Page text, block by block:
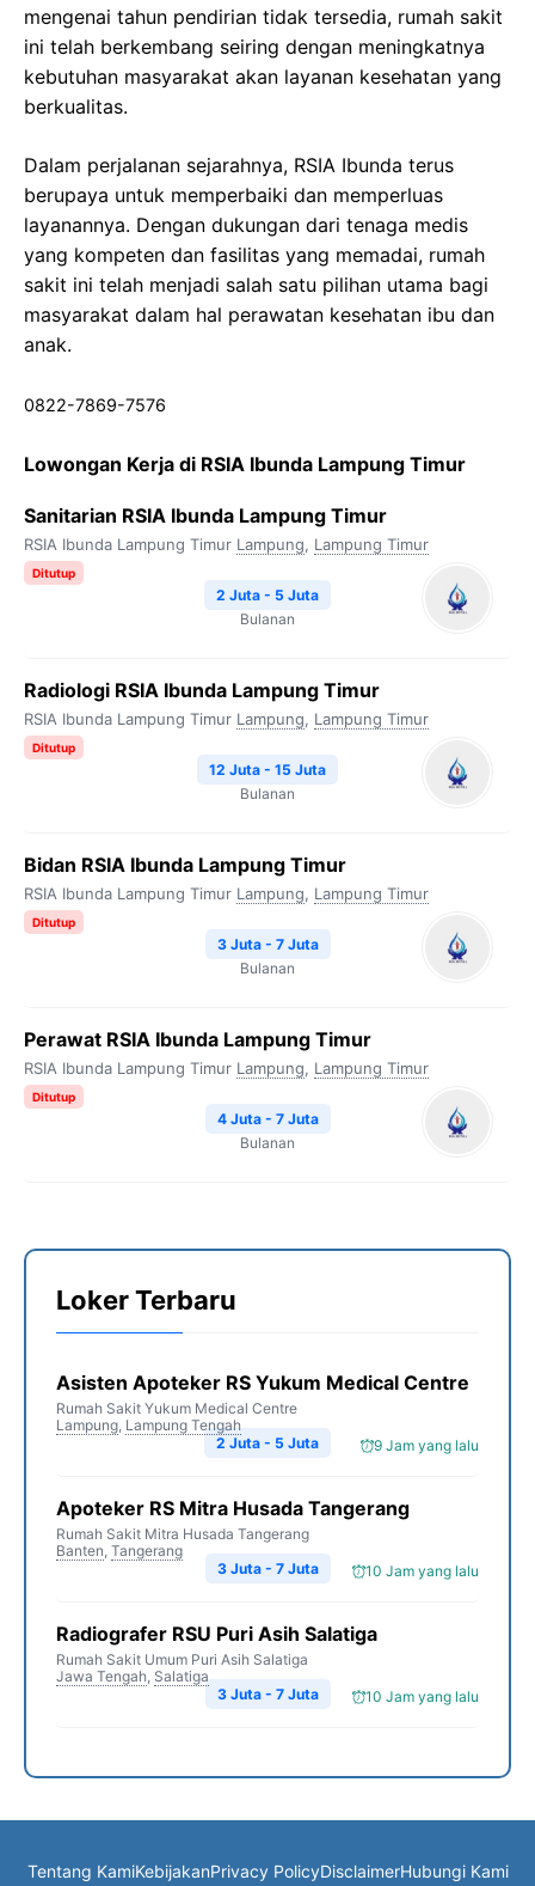
mengenai tahun pendirian tidak tersedia, rumah sakit
ini telah berkembang seiring dengan meningkatnya
kebutuhan masyarakat akan layanan kesehatan yang
berkualitas.
Dalam perjalanan sejarahnya, RSIA Ibunda terus
berupaya untuk memperbaiki dan memperluas
layanannya. Dengan dukungan dari tenaga medis
yang kompeten dan fasilitas yang memadai, rumah
sakit ini telah menjadi salah satu pilihan utama bagi
masyarakat dalam hal perawatan kesehatan ibu dan
anak.
0822-7869-7576
Lowongan Kerja di RSIA Ibunda Lampung Timur
Sanitarian RSIA Ibunda Lampung Timur
RSIA Ibunda Lampung Timur Lampung, Lampung Timur
Ditutup
2 Juta - 5 Juta
Bulanan
Radiologi RSIA Ibunda Lampung Timur
RSIA Ibunda Lampung Timur Lampung, Lampung Timur
Ditutup
12 Juta - 15 Juta
Bulanan
Bidan RSIA Ibunda Lampung Timur
RSIA Ibunda Lampung Timur Lampung, Lampung Timur
Ditutup
3 Juta - 7 Juta
Bulanan
Perawat RSIA Ibunda Lampung Timur
RSIA Ibunda Lampung Timur Lampung, Lampung Timur
Ditutup
4 Juta - 7 Juta
Bulanan
Loker Terbaru
Asisten Apoteker RS Yukum Medical Centre
Rumah Sakit Yukum Medical Centre
Lampung, Lampung Tengah
9 Jam yang lalu
2 Juta - 5 Juta
Apoteker RS Mitra Husada Tangerang
Rumah Sakit Mitra Husada Tangerang
Banten, Tangerang
10 Jam yang lalu
3 Juta - 7 Juta
Radiografer RSU Puri Asih Salatiga
Rumah Sakit Umum Puri Asih Salatiga
Jawa Tengah, Salatiga
10 Jam yang lalu
3 Juta - 7 Juta
Tentang KamiKebijakanPrivacy PolicyDisclaimerHubungi Kami